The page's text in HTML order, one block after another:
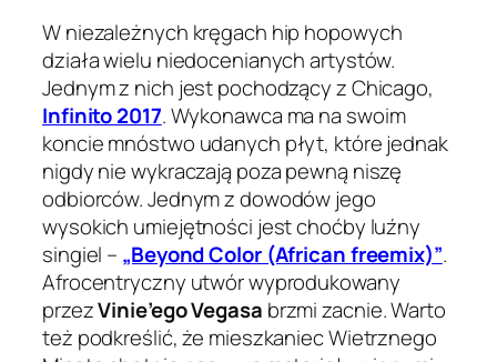
W niezależnych kręgach hip hopowych
działa wielu niedocenianych artystów.
Jednym z nich jest pochodzący z Chicago,
Infinito 2017. Wykonawca ma na swoim
koncie mnóstwo udanych płyt, które jednak
nigdy nie wykraczają poza pewną niszę
odbiorców. Jednym z dowodów jego
wysokich umiejętności jest choćby luźny
singiel – „Beyond Color (African freemix)”.
Afrocentryczny utwór wyprodukowany
przezVinie’ego Vegasa brzmi zacnie. Warto
też podkreślić, że mieszkaniec Wietrznego